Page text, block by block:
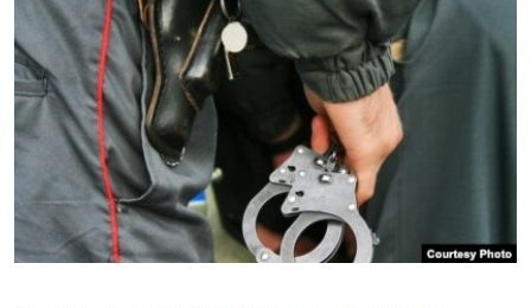
поискуСЕВЕР.РЕАЛИИ
СИБИРЬ.РЕАЛИИ
РАСПИСАНИЕ ВЕЩАНИЯ
ПОДПИШИТЕСЬ НА РАССЫЛКУ
СОЦИАЛЬНЫЕ СЕТИ